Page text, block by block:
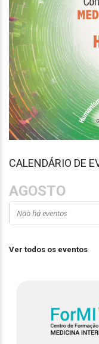
CALENDÁRIO DE
AGOSTO
Não há eventos
Ver todos os eventos